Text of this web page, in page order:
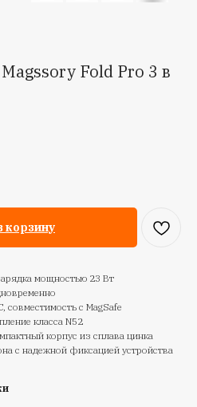
Fold Pro 3 в
корзину
мощностью 23 Вт
совместимость с MagSafe
класса N52
корпус из сплава цинка
с надежной фиксацией устройства